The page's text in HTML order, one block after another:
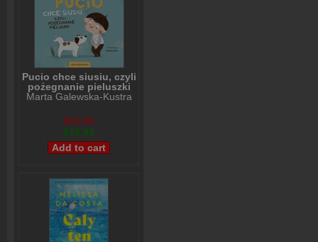
Pucio chce siusiu, czyli
pożegnanie pieluszki
Marta Galewska-Kustra
$15,99
$12,99